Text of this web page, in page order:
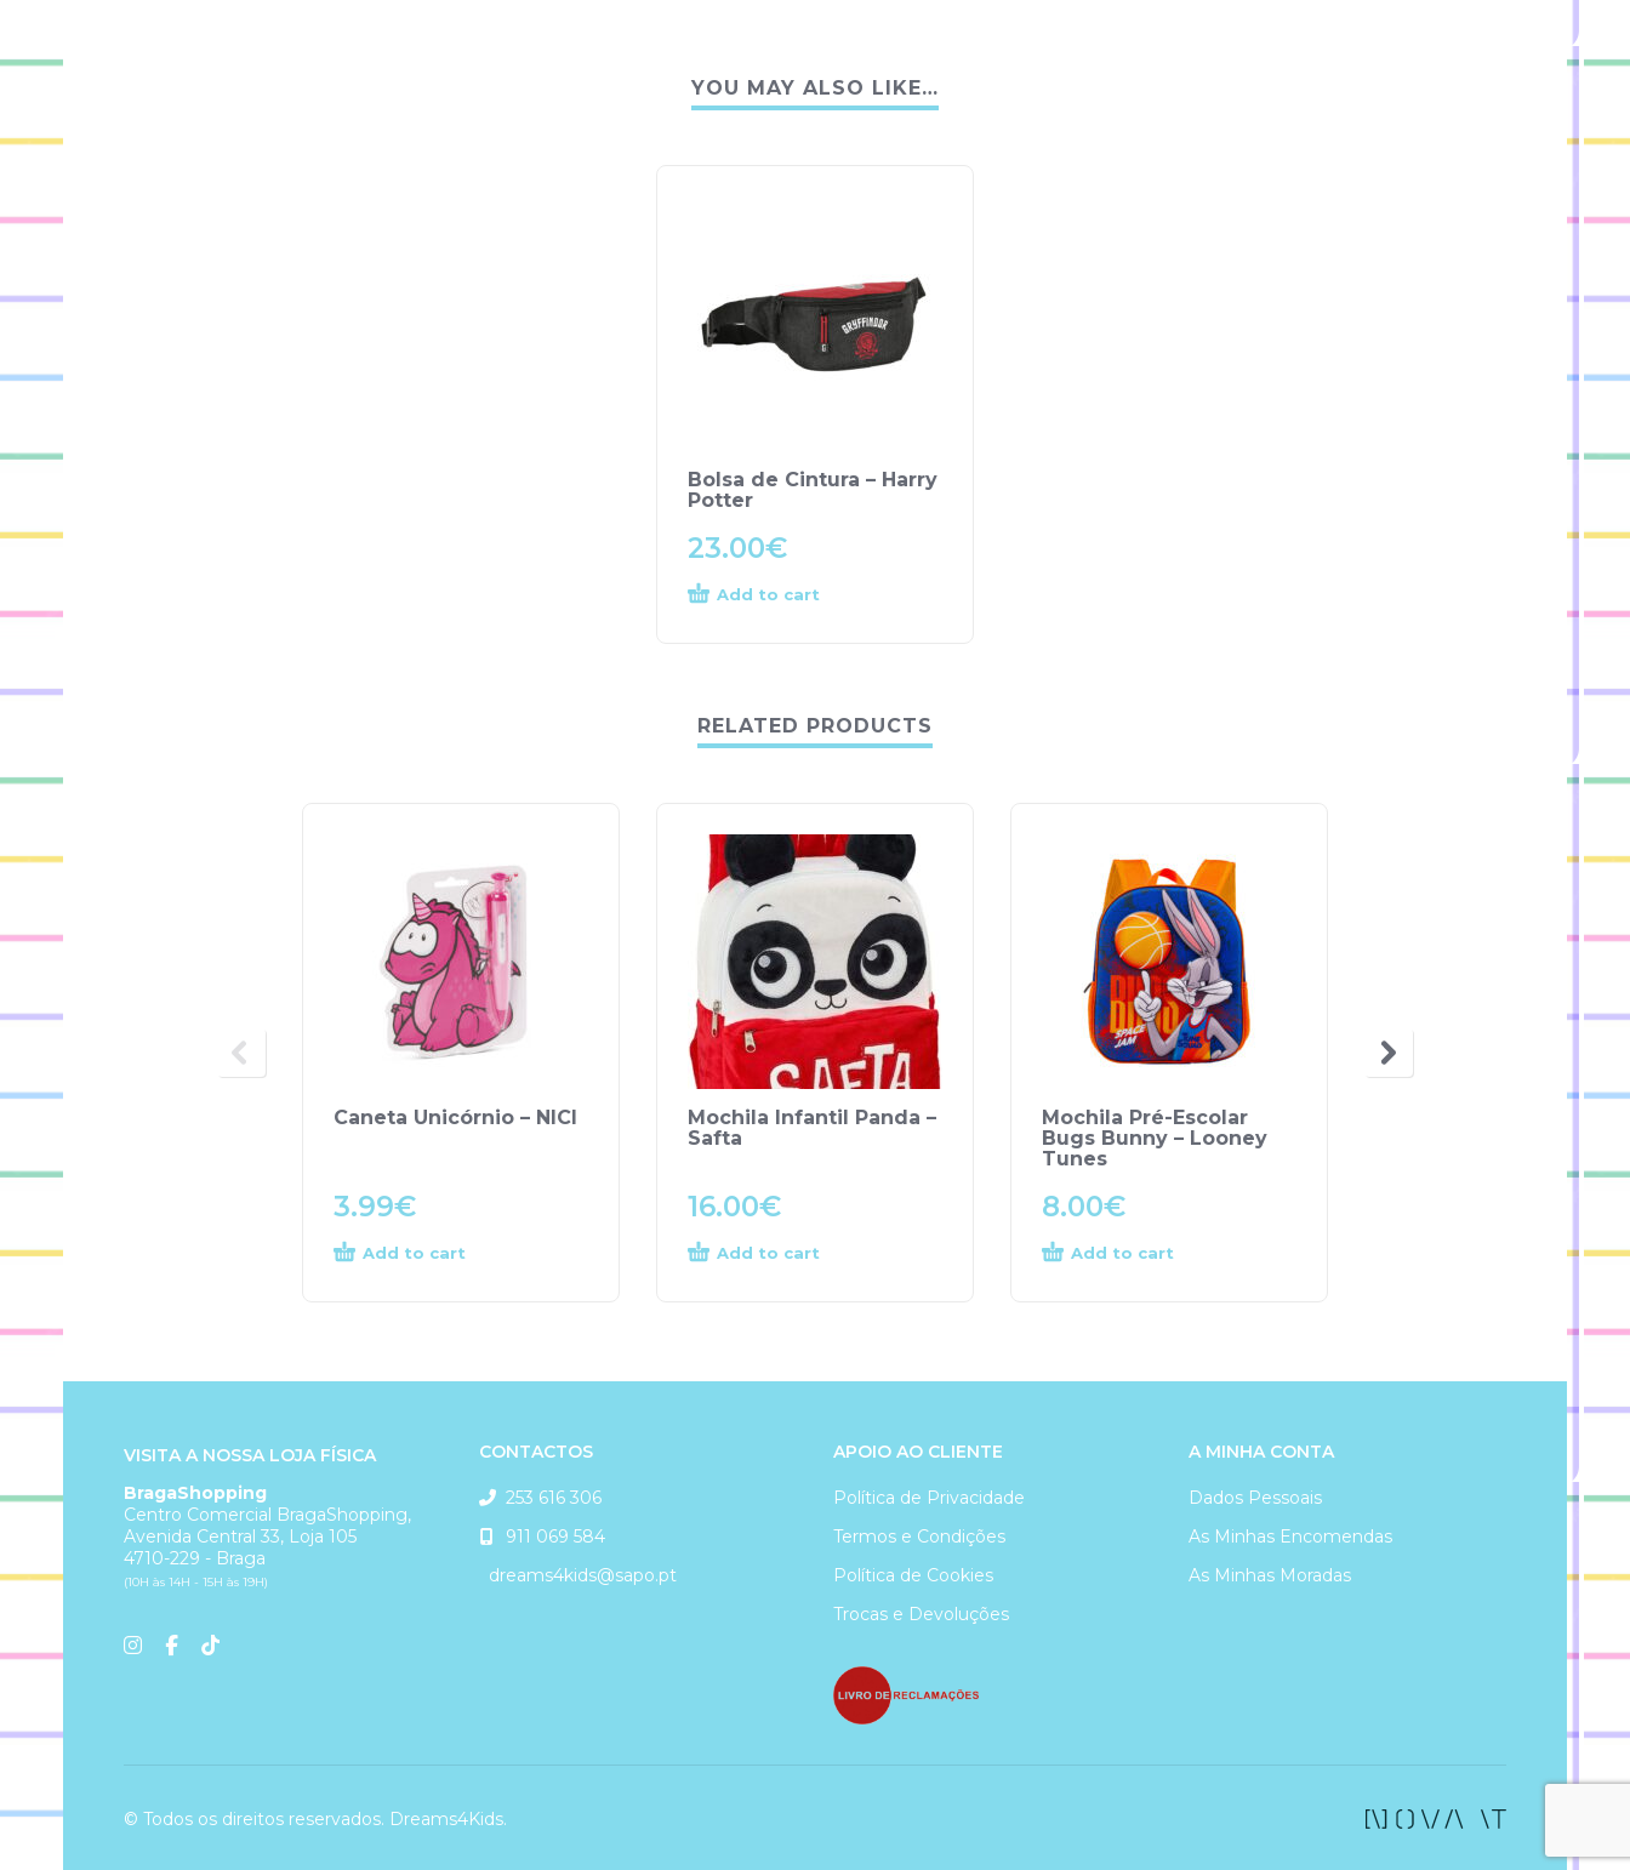
YOU MAY ALSO LIKE…
Bolsa de Cintura – Harry
Potter
23.00€
Add to cart
RELATED PRODUCTS
Caneta Unicórnio – NICI
3.99€
Add to cart
Mochila Infantil Panda –
Safta
16.00€
Add to cart
Mochila Pré-Escolar
Bugs Bunny – Looney
Tunes
8.00€
Add to cart
VISITA A NOSSA LOJA FÍSICA
BragaShopping
Centro Comercial BragaShopping,
Avenida Central 33, Loja 105
4710-229 - Braga
(10H às 14H - 15H às 19H)
CONTACTOS
253 616 306
911 069 584
dreams4kids@sapo.pt
APOIO AO CLIENTE
Política de Privacidade
Termos e Condições
Política de Cookies
Trocas e Devoluções
A MINHA CONTA
Dados Pessoais
As Minhas Encomendas
As Minhas Moradas
© Todos os direitos reservados. Dreams4Kids.